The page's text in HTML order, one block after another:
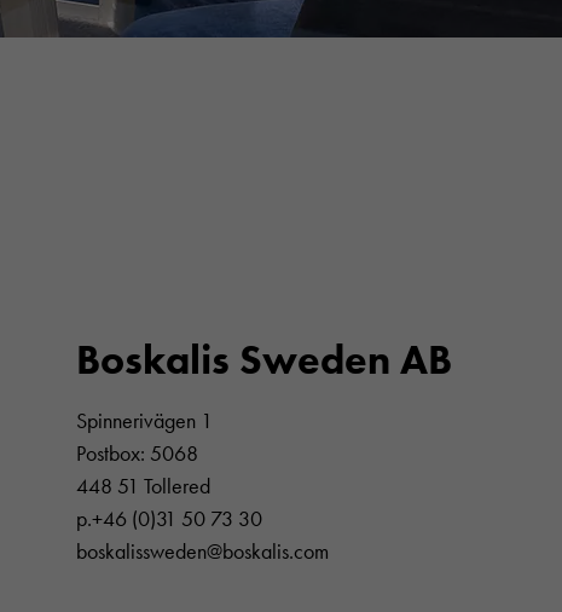
Boskalis Sweden AB
Spinnerivägen 1
Postbox: 5068
448 51 Tollered
p.+46 (0)31 50 73 30
boskalissweden@boskalis.com